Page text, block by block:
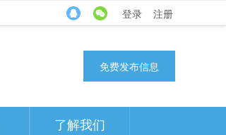
登录 注册
免费发布信息
了解我们